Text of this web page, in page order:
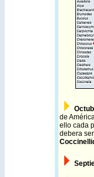
de
ello cada
debera